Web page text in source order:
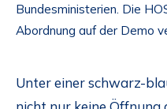
Bundesministerien. Die
Abordnung auf der Demo
Unter einer schwarz-